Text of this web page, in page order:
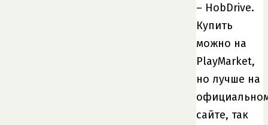
– HobDrive.
Купить
можно на
PlayMarket,
но лучше на
сайте, так